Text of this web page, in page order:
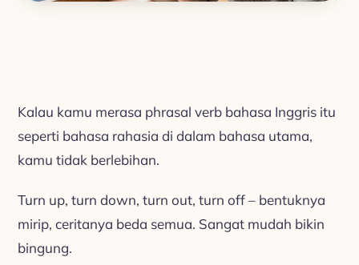
Kalau kamu merasa phrasal verb bahasa Inggris itu
seperti bahasa rahasia di dalam bahasa utama,
kamu tidak berlebihan.
Turn up, turn down, turn out, turn off – bentuknya
mirip, ceritanya beda semua. Sangat mudah bikin
bingung.